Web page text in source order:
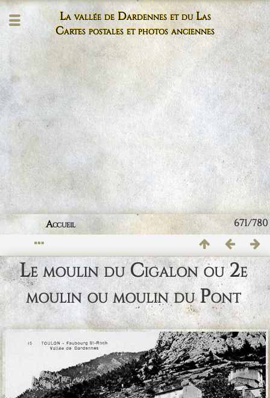
La vallée de Dardennes et du Las
Cartes postales et photos anciennes
671/780
Accueil
Le moulin du Cigalon ou 2e
moulin ou moulin du Pont